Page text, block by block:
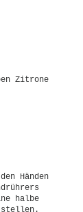
Zitrone
Händen
halbe